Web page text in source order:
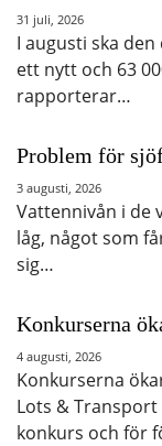
31 juli, 2026
I augusti ska
ett nytt och 63
rapporterar…
Problem för
3 augusti, 2026
Vattennivån i de
låg, något som
sig…
Konkurserna
4 augusti, 2026
Konkurserna
Lots &
konkurs och för